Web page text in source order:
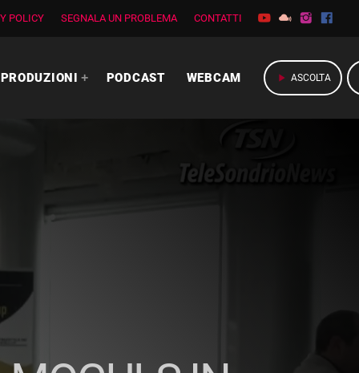
POLICY SEGNALA UN PROBLEMA CONTATTI
PRODUZIONI PODCAST WEBCAM play_arrow ASCOLTA